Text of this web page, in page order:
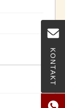
KONTAKT